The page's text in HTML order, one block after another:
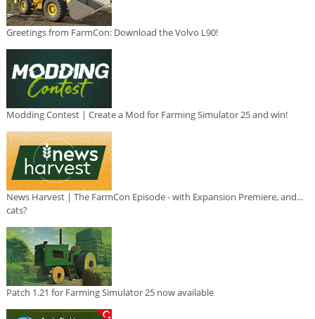
Greetings from FarmCon: Download the Volvo L90!
Modding Contest | Create a Mod for Farming Simulator 25 and win!
News Harvest | The FarmCon Episode - with Expansion Premiere, and...
cats?
Patch 1.21 for Farming Simulator 25 now available